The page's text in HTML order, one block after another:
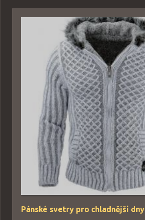
Pánské svetry pro chladnější dny